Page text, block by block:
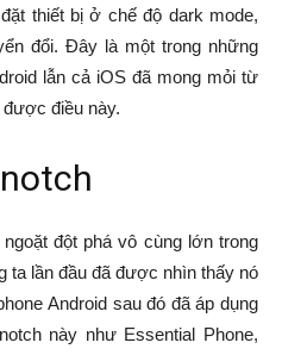
thiết bị ở chế độ dark mode,
đổi. Đây là một trong những
lẫn cả iOS đã mong mỏi từ
được điều này.
đột phá vô cùng lớn trong
ta lần đầu đã được nhìn thấy nó
Android sau đó đã áp dụng
này như Essential Phone,